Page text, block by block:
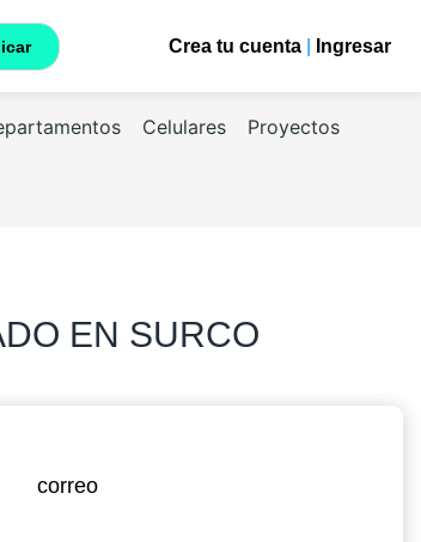
Crea tu cuenta| Ingresar
Celulares Proyectos
EN SURCO
correo